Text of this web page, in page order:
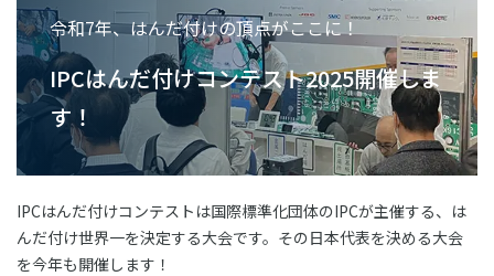
03-3588-0551
お問い合わせ
令和7年、はんだ付けの頂点がここに！
IPCはんだ付けコンテスト2025開催しま
す！
IPCはんだ付けコンテストは国際標準化団体のIPCが主催する、は
んだ付け世界一を決定する大会です。その日本代表を決める大会
を今年も開催します！